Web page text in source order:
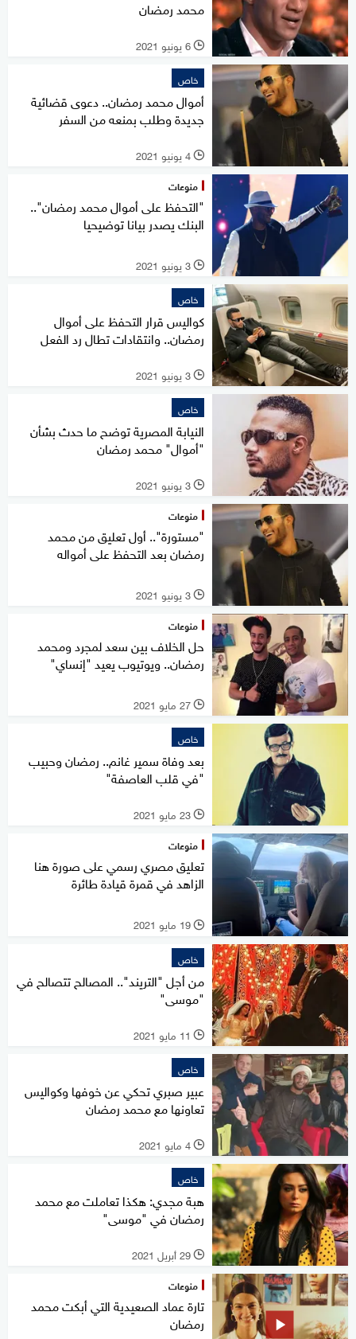
محمد رمضان
l 6 يونيو 2021
خاص
أموال محمد رمضان.. دعوى قضائية
جديدة وطلب بمنعه من السفر
l 4 يونيو 2021
منوعات
"التحفظ على أموال محمد رمضان"..
البنك يصدر بيانا توضيحيا
l 3 يونيو 2021
خاص
كواليس قرار التحفظ على أموال
رمضان.. وانتقادات تطال رد الفعل
l 3 يونيو 2021
خاص
النيابة المصرية توضح ما حدث بشأن
"أموال" محمد رمضان
l 3 يونيو 2021
منوعات
"مستورة".. أول تعليق من محمد
رمضان بعد التحفظ على أمواله
l 3 يونيو 2021
منوعات
حل الخلاف بين سعد لمجرد ومحمد
رمضان.. ويوتيوب يعيد "إنساي"
l 27 مايو 2021
خاص
بعد وفاة سمير غانم.. رمضان وحبيب
"في قلب العاصفة"
l 23 مايو 2021
منوعات
تعليق مصري رسمي على صورة هنا
الزاهد في قمرة قيادة طائرة
l 19 مايو 2021
خاص
من أجل "التريند".. المصالح تتصالح في
"موسى"
l 11 مايو 2021
خاص
عبير صبري تحكي عن خوفها وكواليس
تعاونها مع محمد رمضان
l 4 مايو 2021
خاص
هبة مجدي: هكذا تعاملت مع محمد
رمضان في "موسى"
l 29 أبريل 2021
منوعات
تارة عماد الصعيدية التي أبكت محمد
رمضان